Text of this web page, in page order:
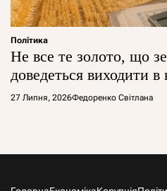
Політика
Не все те золото, що
доведеться виходити в
27 Липня, 2026Федоренко Світлана